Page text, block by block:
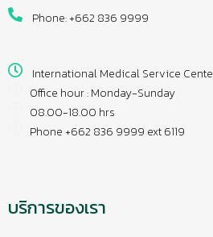
Phone: +662 836 9999
International Medical Service
Office hour : Monday-Sunday
08.00-18.00 hrs
Phone +662 836 9999 ext 6119
บริการของเรา